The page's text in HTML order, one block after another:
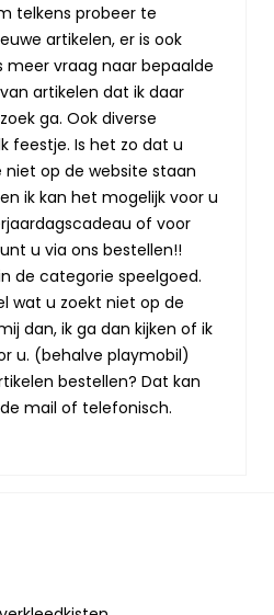
telkens probeer te
artikelen, er is ook
meer vraag naar bepaalde
artikelen dat ik daar
ga. Ook diverse
feestje. Is het zo dat u
op de website staan
ik kan het mogelijk voor u
of voor
u via ons bestellen!!
de categorie speelgoed.
wat u zoekt niet op de
dan, ik ga dan kijken of ik
u. (behalve playmobil)
bestellen? Dat kan
mail of telefonisch.